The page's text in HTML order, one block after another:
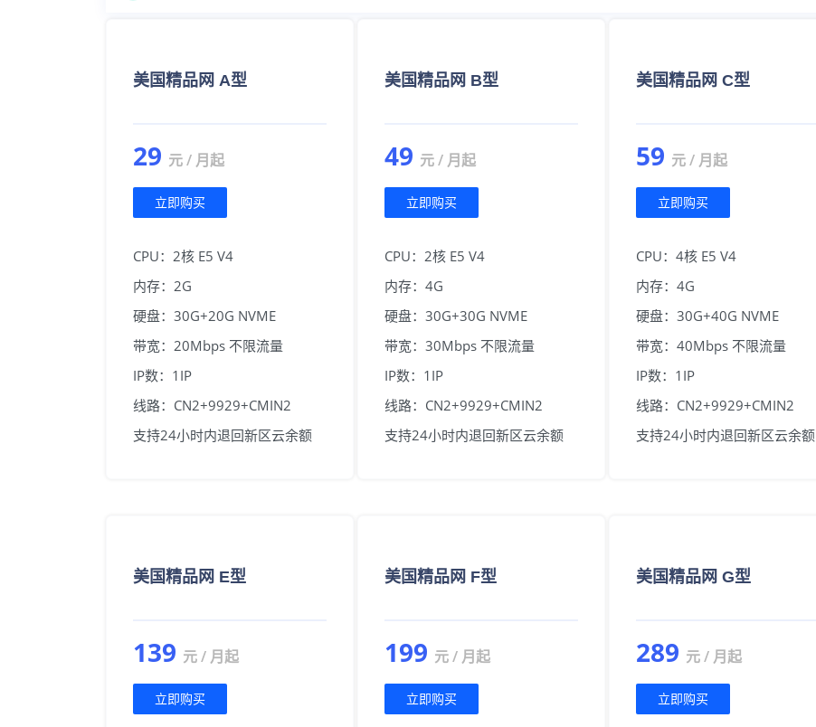
美国精品网 A型
29 元 / 月起
立即购买
CPU：2核 E5 V4
内存：2G
硬盘：30G+20G NVME
带宽：20Mbps 不限流量
IP数：1IP
线路：CN2+9929+CMIN2
支持24小时内退回新区云余额
美国精品网 B型
49 元 / 月起
立即购买
CPU：2核 E5 V4
内存：4G
硬盘：30G+30G NVME
带宽：30Mbps 不限流量
IP数：1IP
线路：CN2+9929+CMIN2
支持24小时内退回新区云余额
美国精品网 C型
59 元 / 月起
立即购买
CPU：4核 E5 V4
内存：4G
硬盘：30G+40G NVME
带宽：40Mbps 不限流量
IP数：1IP
线路：CN2+9929+CMIN2
支持24小时内退回新区云余额
美国精品网 E型
139 元 / 月起
立即购买
美国精品网 F型
199 元 / 月起
立即购买
美国精品网 G型
289 元 / 月起
立即购买